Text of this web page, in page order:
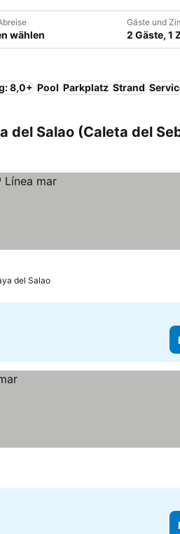
wählen
Gäste und
2 Gäste, 1
8,0+ Pool Parkplatz Strand
del Salao (Caleta del
del Salao